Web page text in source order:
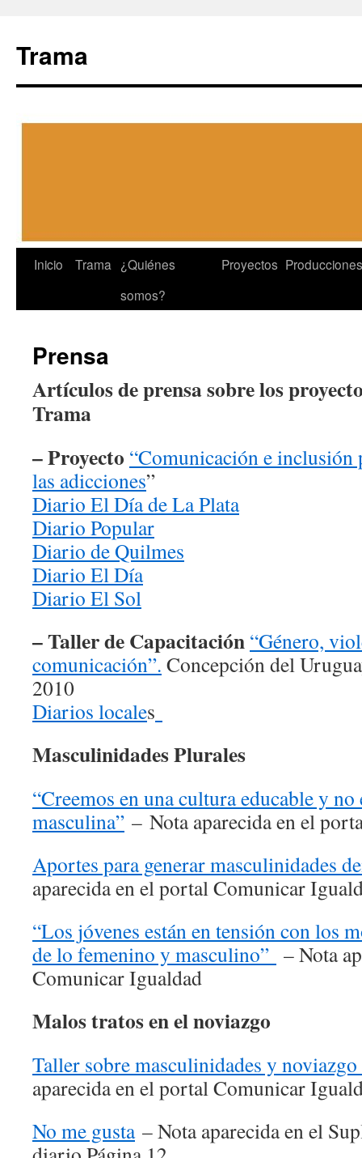
Trama
página
Inicio Trama ¿Quiénes
somos?
Proyectos Producciones
Prensa
Artículos de prensa sobre los
Trama
–Proyecto “Comunicación e inclusión
las adicciones”
Diario El Día de La Plata
Diario Popular
Diario de Quilmes
Diario El Día
Diario El Sol
– Taller de Capacitación “Género,
comunicación”. Concepción del
2010
Diarios locales
Masculinidades Plurales
“Creemos en una cultura educable y no
masculina” – Nota aparecida en el
Aportes para generar masculinidades
aparecida en el portal Comunicar
“Los jóvenes están en tensión con los
de lo femenino y masculino” – Nota
Comunicar Igualdad
Malos tratos en el noviazgo
Taller sobre masculinidades y noviazgo
aparecida en el portal Comunicar
No me gusta– Nota aparecida en el